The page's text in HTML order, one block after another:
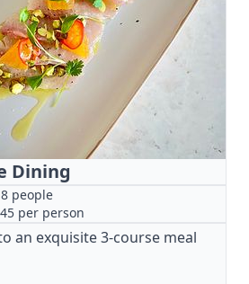
Dining
people
per person
an exquisite 3-course meal